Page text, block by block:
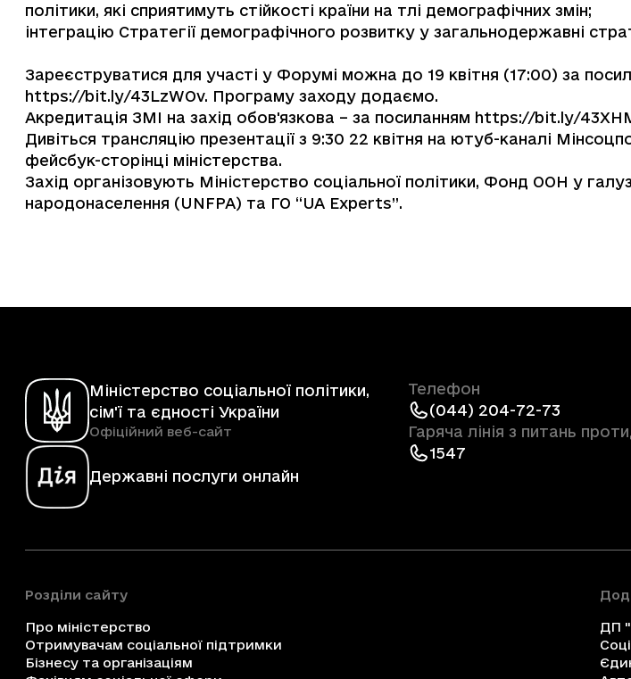
політики, які сприятимуть стійкості країни на тлі демографічних змін;
інтеграцію Стратегії демографічного розвитку у загальнодержавні
Зареєструватися для участі у Форумі можна до 19 квітня (17:00) за
https://bit.ly/43LzWOv. Програму заходу додаємо.
Акредитація ЗМІ на захід обов'язкова – за посиланням https://bit.ly/
Дивіться трансляцію презентації з 9:30 22 квітня на ютуб-каналі
фейсбук-сторінці міністерства.
Захід організовують Міністерство соціальної політики, Фонд ООН у
народонаселення (UNFPA) та ГО “UA Experts”.
Міністерство соціальної політики,
сім'ї та єдності України
Офіційний веб-сайт
Державні послуги онлайн
Телефон
(044) 204-72-73
Гаряча лінія з питань
1547
Розділи сайту
Про міністерство
Отримувачам соціальної підтримки
Бізнесу та організаціям
ДП